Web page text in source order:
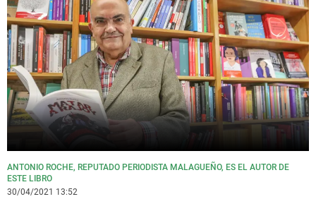
ANTONIO ROCHE, REPUTADO PERIODISTA MALAGUEÑO, ES EL AUTOR DE
ESTE LIBRO
30/04/2021 13:52